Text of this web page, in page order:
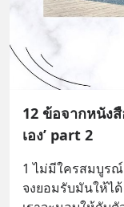
12 ข้อจากหนัง
เอง’ part 2
1 ไม่มีใครสมบูร
จงยอมรับมันให้ไ